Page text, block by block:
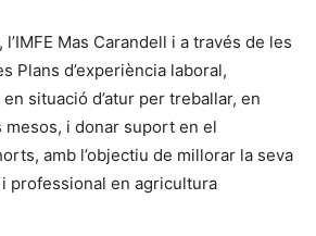
IMFE Mas Carandell i a través de les
Plans d’experiència laboral,
situació d’atur per treballar, en
i donar suport en el
amb l’objectiu de millorar la seva
professional en agricultura